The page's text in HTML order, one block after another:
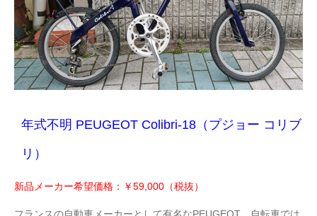
年式不明 PEUGEOT Colibri-18（プジョー コリブ
リ）
新品メーカー希望価格：￥59,000（税抜）